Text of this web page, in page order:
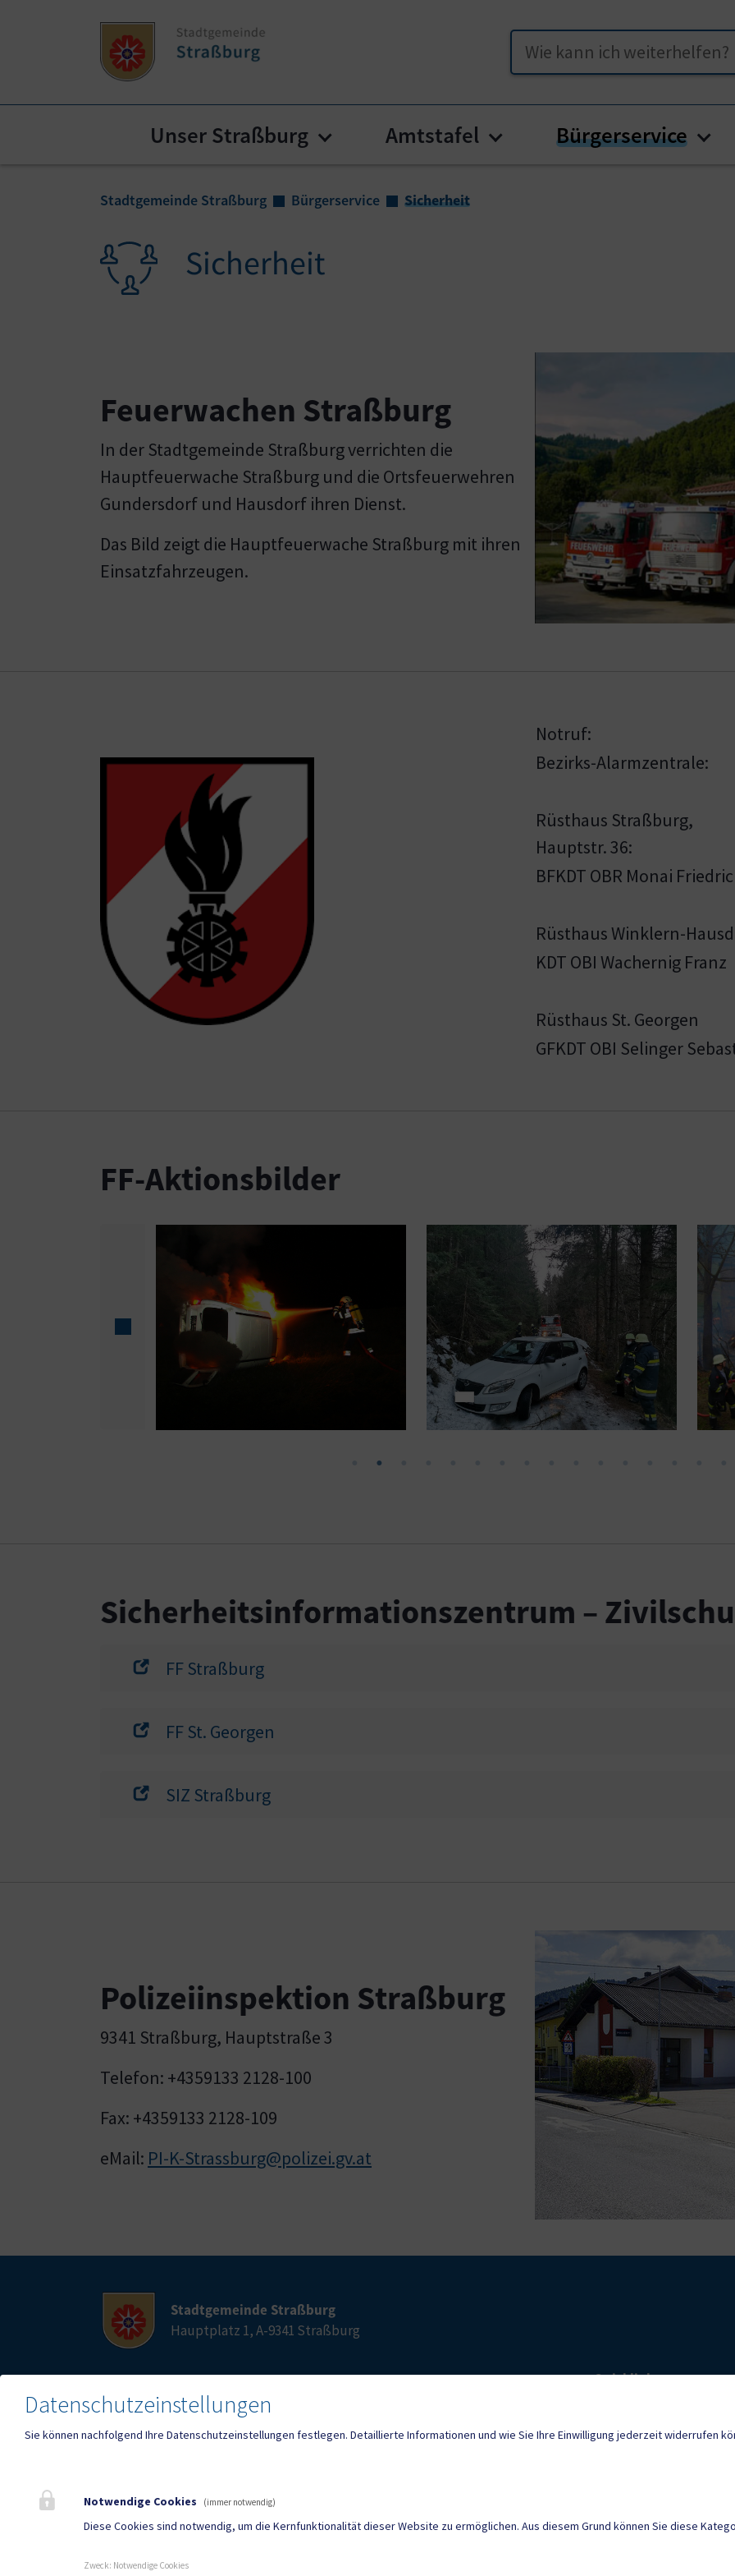
Suche
Unser Straßburg Submenu for "Unser Straßburg"
Amtstafel Submenu for "Amtstafel"
Bürgerservice
Stadtgemeinde Straßburg Bürgerservice Sicherheit
Sicherheit
Feuerwachen Straßburg
In der Stadtgemeinde Straßburg verrichten die
Hauptfeuerwache Straßburg und die Ortsfeuerwehren
Gundersdorf und Hausdorf ihren Dienst.
Das Bild zeigt die Hauptfeuerwache Straßburg mit ihren
Einsatzfahrzeugen.
Notruf:
Bezirks-Alarmzentrale:
Rüsthaus Straßburg,
Hauptstr. 36:
BFKDT OBR Monai
Rüsthaus Winklern-
KDT OBI Wachernig Franz
Rüsthaus St. Georgen
GFKDT OBI Selinger
FF-Aktionsbilder
Show larger version
Sicherheitsinformationszentrum –
FF Straßburg
FF St. Georgen
SIZ Straßburg
Polizeiinspektion Straßburg
9341 Straßburg, Hauptstraße 3
Telefon: +4359133 2128-100
Fax: +4359133 2128-109
eMail: PI-K-Strassburg@polizei.gv.at
Stadtgemeinde Straßburg
Hauptplatz 1, A-9341 Straßburg
Telefon
04266 2395
Quicklinks
Sport & Freizeit
Datenschutzeinstellungen
Sie können nachfolgend Ihre Datenschutzeinstellungen festlegen. Detaillierte Informationen und wie Sie Ihre Einwilligung jederzeit widerrufen
Notwendige Cookies (immer notwendig)
Diese Cookies sind notwendig, um die Kernfunktionalität dieser Website zu ermöglichen. Aus diesem Grund können Sie diese
Zweck: Notwendige Cookies